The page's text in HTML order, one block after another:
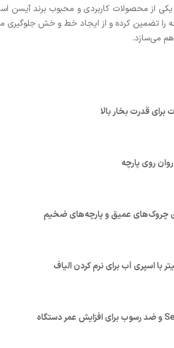
می‌سازد.
روی پارچه
چروک‌های عمیق و پارچه‌های ضخیم